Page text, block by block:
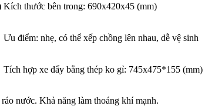
Kích thước bên trong: 690x420x45 (mm)
Ưu điểm: nhẹ, có thể xếp chồng lên nhau, dễ vệ sinh
Tích hợp xe đẩy bằng thép ko gỉ: 745x475*155 (mm)
nước. Khả năng làm thoáng khí mạnh.